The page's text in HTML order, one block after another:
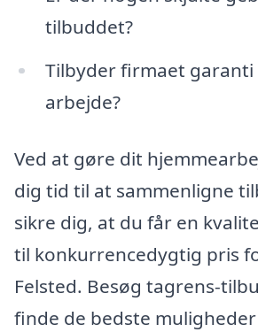
tilbuddet?
Tilbyder firmaet garanti
arbejde?
Ved at gøre dit
dig tid til at sammenligne
sikre dig, at du får en
til konkurrencedygtig pris
Felsted. Besøg tagrens-
finde de bedste